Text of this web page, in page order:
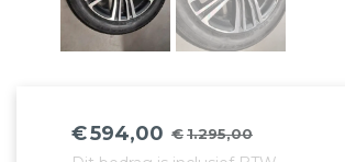
€1.295,00
Oorspronkelijke
€594,00
Huidige